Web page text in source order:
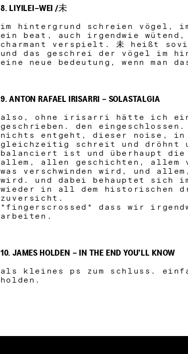
8. LIYILEI–WEI /未
im hintergrund schreien vögel,
ein beat, auch irgendwie
charmant verspielt. 未 heißt
und das geschrei der vögel im
eine neue bedeutung, wenn man
9. ANTON RAFAEL IRISARRI – SOLASTALGIA
also, ohne irisarri hätte ich
geschrieben. den
nichts entgeht, dieser noise, in
gleichzeitig schreit und dröhnt
balanciert ist und überhaupt
allem, allen geschichten, allem
was verschwinden wird, und
wird. und dabei behauptet sich
wieder in all dem historischen
zuversicht.
*fingerscrossed* dass wir
arbeiten.
10. JAMES HOLDEN – IN THE END YOU’LL KNOW
als kleines ps zum schluss.
holden.